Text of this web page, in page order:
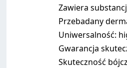
Zawiera
Przebadany
Uniwersalność:
Gwarancja
Skuteczność